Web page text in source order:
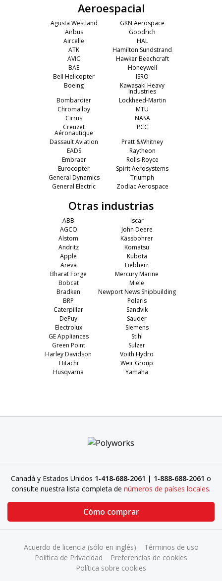
Aeroespacial
Agusta Westland
GKN Aerospace
Airbus
Goodrich
Aircelle
HAL
ATK
Hamilton Sundstrand
AVIC
Hawker Beechcraft
BAE
Honeywell
Bell Helicopter
ISRO
Boeing
Kawasaki Heavy
Industries
Bombardier
Lockheed-Martin
Chromalloy
MTU
Cirrus
NASA
Creuzet
Aéronautique
PCC
Dassault Aviation
Pratt &Whitney
EADS
Raytheon
Embraer
Rolls-Royce
Eurocopter
Spirit Aerosystems
General Dynamics
Triumph
General Electric
Zodiac Aerospace
Otras industrias
ABB
Iscar
AGCO
John Deere
Alstom
Kässbohrer
Andritz
Komatsu
Apple
Kubota
Areva
Liebherr
Bharat Forge
Mercury Marine
Bobcat
Miele
Bradken
Newport News Shipbuilding
BRP
Polaris
Caterpillar
Sandvik
DePuy
Sauder
Electrolux
Siemens
GE Appliances
Stihl
Green Point
Sulzer
Harley Davidson
Voith Hydro
Hitachi
Weir Group
Husqvarna
Yamaha
Canadá y Estados Unidos 1‑418‑688‑2061 | 1‑888‑688‑2061 o
consulte nuestra lista completa de números de países locales.
Cómo comprar
Acuerdo de licencia (sólo en inglés)
Términos de uso
Política de Privacidad
Preferencias de cookies
Política sobre cookies